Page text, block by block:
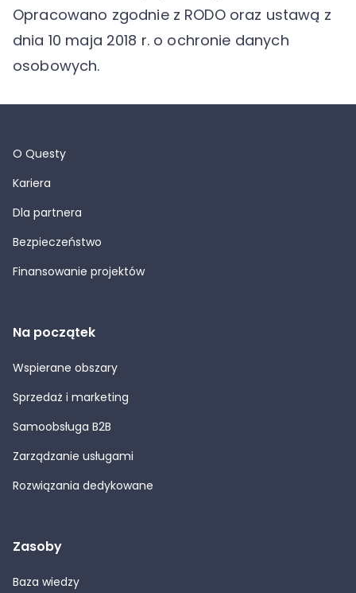
Opracowano zgodnie z RODO oraz ustawą z
dnia 10 maja 2018 r. o ochronie danych
osobowych.
O Questy
Kariera
Dla partnera
Bezpieczeństwo
Finansowanie projektów
Na początek
Wspierane obszary
Sprzedaż i marketing
Samoobsługa B2B
Zarządzanie usługami
Rozwiązania dedykowane
Zasoby
Baza wiedzy